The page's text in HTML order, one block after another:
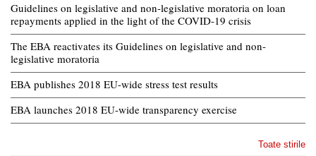
Guidelines on legislative and non-legislative moratoria on loan
repayments applied in the light of the COVID-19 crisis
The EBA reactivates its Guidelines on legislative and non-
legislative moratoria
EBA publishes 2018 EU-wide stress test results
EBA launches 2018 EU-wide transparency exercise
Toate stirile